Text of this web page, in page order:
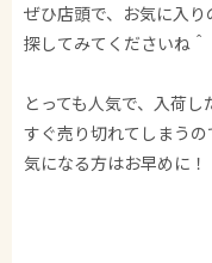
ぜひ店頭で、お気に入り
探してみてくださいね＾
とっても人気で、入荷し
すぐ売り切れてしまうの
気になる方はお早めに！